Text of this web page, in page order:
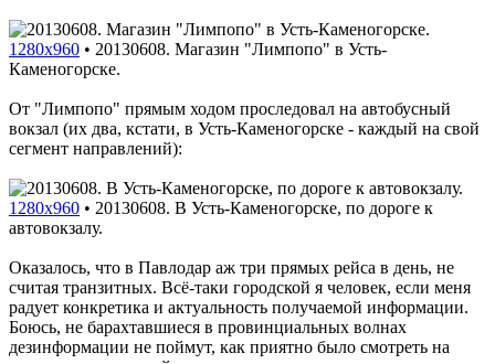
1280x960 • 20130608. Магазин "Лимпопо" в Усть-
Каменогорске.
От "Лимпопо" прямым ходом проследовал на автобусный
вокзал (их два, кстати, в Усть-Каменогорске - каждый на свой
сегмент направлений):
1280x960 • 20130608. В Усть-Каменогорске, по дороге к
автовокзалу.
Оказалось, что в Павлодар аж три прямых рейса в день, не
считая транзитных. Всё-таки городской я человек, если меня
радует конкретика и актуальность получаемой информации.
Боюсь, не барахтавшиеся в провинциальных волнах
дезинформации не поймут, как приятно было смотреть на